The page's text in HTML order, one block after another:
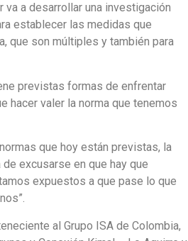
a desarrollar una investigación
establecer las medidas que
que son múltiples y también para
previstas formas de enfrentar
hacer valer la norma que tenemos
que hoy están previstas, la
excusarse en que hay que
expuestos a que pase lo que
al Grupo ISA de Colombia,